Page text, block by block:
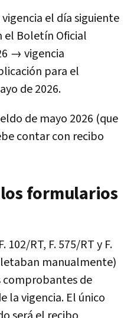
el día siguiente
el Boletín Oficial
→ vigencia
para el
de 2026.
de mayo 2026 (que
contar con recibo
los formularios
102/RT, F. 575/RT y F.
manualmente)
comprobantes de
la vigencia. El único